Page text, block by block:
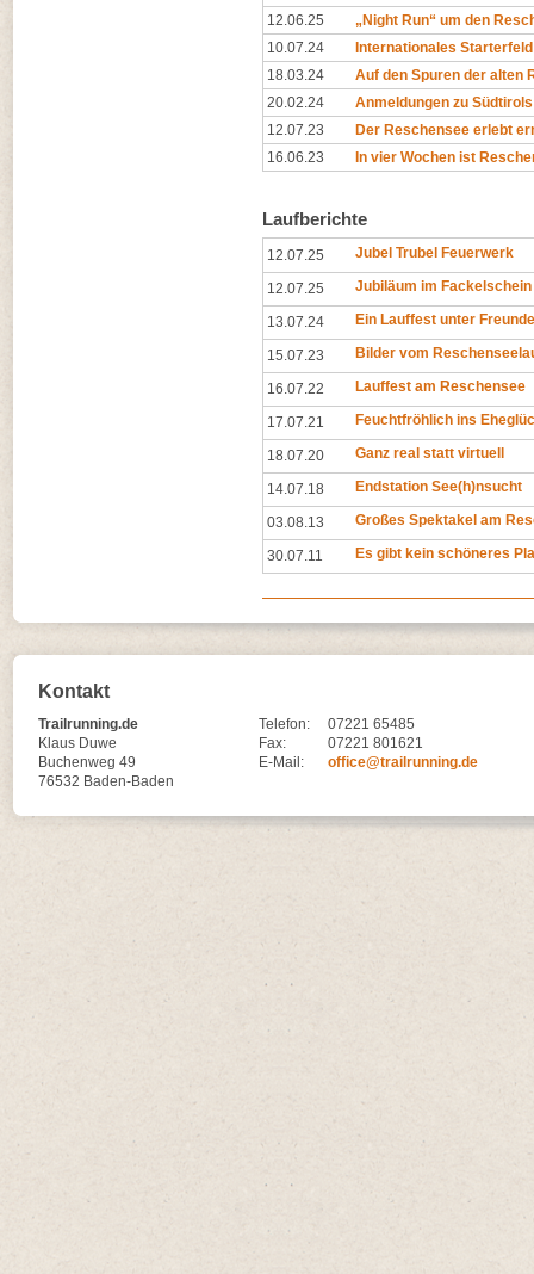
12.06.25
„Night Run“ um den
10.07.24
Internationales
18.03.24
Auf den Spuren der alten
20.02.24
Anmeldungen zu
12.07.23
Der Reschensee erlebt
16.06.23
In vier Wochen ist
Laufberichte
12.07.25 Jubel Trubel Feuerwerk
12.07.25 Jubiläum im Fackelschein
13.07.24 Ein Lauffest unter
15.07.23 Bilder vom
16.07.22 Lauffest am Reschensee
17.07.21 Feuchtfröhlich ins
18.07.20 Ganz real statt virtuell
14.07.18 Endstation See(h)nsucht
03.08.13 Großes Spektakel am
30.07.11 Es gibt kein schöneres
Kontakt
Trailrunning.de
Klaus Duwe
Buchenweg 49
76532 Baden-Baden
Telefon:
07221 65485
Fax:
07221 801621
E-Mail:
office@trailrunning.de